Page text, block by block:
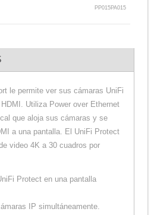
PP015PA015
le permite ver sus cámaras UniFi
Utiliza Power over Ethernet
que aloja sus cámaras y se
a una pantalla. El UniFi Protect
video 4K a 30 cuadros por
Protect en una pantalla
IP simultáneamente.